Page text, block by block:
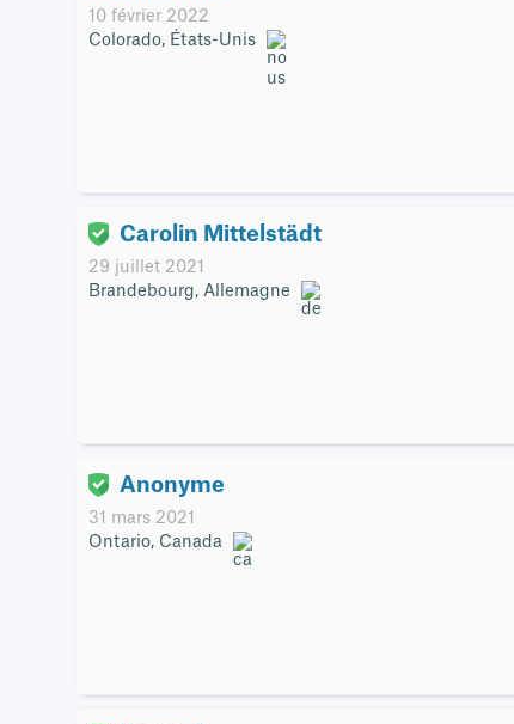
10 février 2022
Colorado, États-Unis
Carolin Mittelstädt
29 juillet 2021
Brandebourg, Allemagne
Anonyme
31 mars 2021
Ontario, Canada